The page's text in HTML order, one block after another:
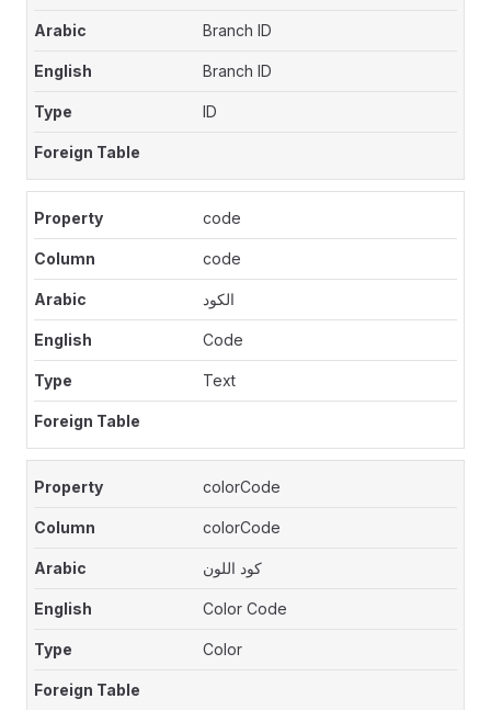
Branch ID
Branch ID
ID
code
code
الكود
Code
Text
colorCode
colorCode
كود اللون
Color Code
Color